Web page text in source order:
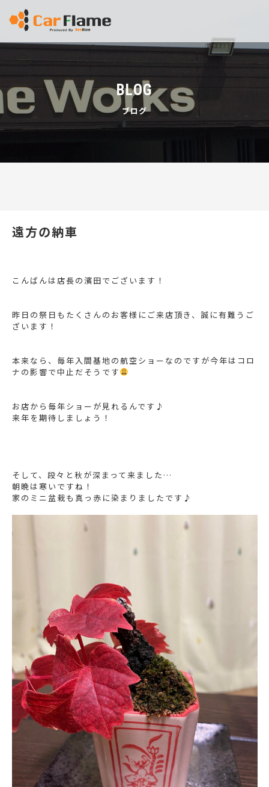
BLOG
ブログ
遠方の納車
こんばんは店長の濱田でございます！
昨日の祭日もたくさんのお客様にご来店頂き、誠に有難うご
ざいます！
本来なら、毎年入間基地の航空ショーなのですが今年はコロ
ナの影響で中止だそうです
お店から毎年ショーが見れるんです♪
来年を期待しましょう！
そして、段々と秋が深まって来ました…
朝晩は寒いですね！
家のミニ盆栽も真っ赤に染まりましたです♪